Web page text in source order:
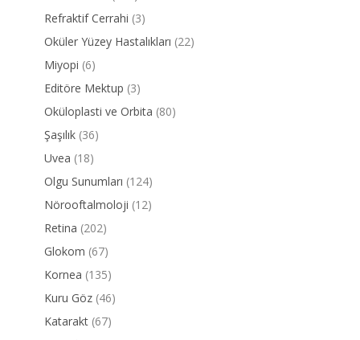
Refraktif Cerrahi (3)
Oküler Yüzey Hastalıkları (22)
Miyopi (6)
Editöre Mektup (3)
Oküloplasti ve Orbita (80)
Şaşılık (36)
Uvea (18)
Olgu Sunumları (124)
Nörooftalmoloji (12)
Retina (202)
Glokom (67)
Kornea (135)
Kuru Göz (46)
Katarakt (67)